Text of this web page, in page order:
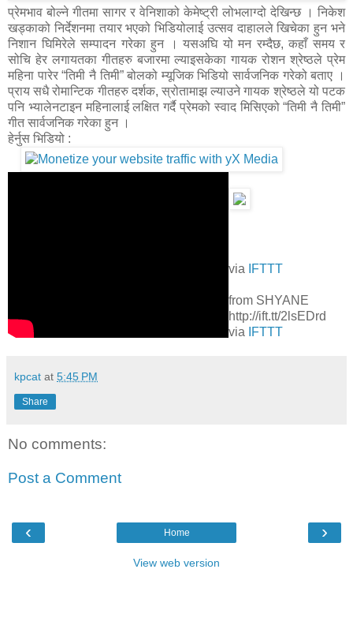
प्रेमभाव बोल्ने गीतमा सागर र वेनिशाको केमेष्ट्री लोभलाग्दो देखिन्छ । निकेश
खड्काको निर्देशनमा तयार भएको भिडियोलाई उत्सव दाहालले खिचेका हुन भने
निशान घिमिरेले सम्पादन गरेका हुन । यसअघि यो मन रम्दैछ, कहाँ समय र
सोचि हेर लगायतका गीतहरु बजारमा ल्याइसकेका गायक रोशन श्रेष्ठले प्रेम
महिना पारेर “तिमी नै तिमी” बोलको म्यूजिक भिडियो सार्वजनिक गरेको बताए ।
प्राय सधै रोमान्टिक गीतहरु दर्शक, स्रोतामाझ ल्याउने गायक श्रेष्ठले यो पटक
पनि भ्यालेनटाइन महिनालाई लक्षित गर्दै प्रेमको स्वाद मिसिएको “तिमी नै तिमी”
गीत सार्वजनिक गरेका हुन ।
हेर्नुस भिडियो :
via IFTTT
from SHYANE
http://ift.tt/2lsEDrd
via
IFTTT
kpcat at 5:45 PM
Share
No comments:
Post a Comment
‹ ›
Home
View web version